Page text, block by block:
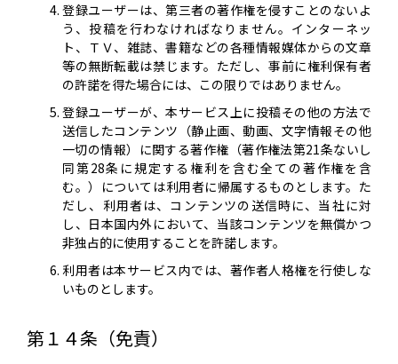
登録ユーザーは、第三者の著作権を侵すことのないよ
う、投稿を行わなければなりません。インターネッ
ト、ＴＶ、雑誌、書籍などの各種情報媒体からの文章
等の無断転載は禁じます。ただし、事前に権利保有者
の許諾を得た場合には、この限りではありません。
登録ユーザーが、本サービス上に投稿その他の方法で
送信したコンテンツ（静止画、動画、文字情報その他
一切の情報）に関する著作権（著作権法第21条ないし
同第28条に規定する権利を含む全ての著作権を含
む。）については利用者に帰属するものとします。た
だし、利用者は、コンテンツの送信時に、当社に対
し、日本国内外において、当該コンテンツを無償かつ
非独占的に使用することを許諾します。
利用者は本サービス内では、著作者人格権を行使しな
いものとします。
第１４条（免責）